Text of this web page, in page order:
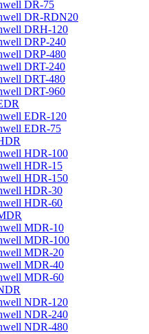
DR-75
DR-RDN20
DRH-120
DRP-240
DRP-480
DRT-240
DRT-480
DRT-960
EDR-120
EDR-75
HDR-100
HDR-15
HDR-150
HDR-30
HDR-60
MDR-10
MDR-100
MDR-20
MDR-40
MDR-60
NDR-120
NDR-240
NDR-480